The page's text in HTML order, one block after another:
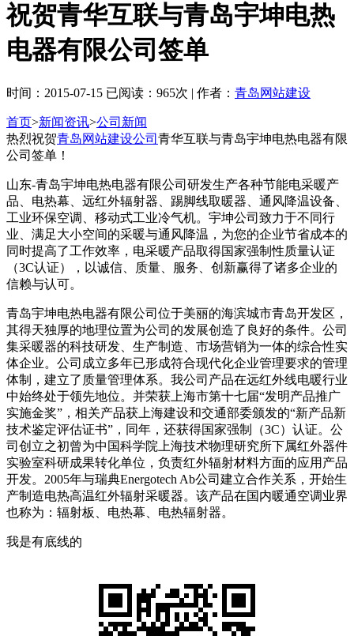
祝贺青华互联与青岛宇坤电热
电器有限公司签单
时间：2015-07-15 已阅读：965次 | 作者： 青岛网站建设
首页>新闻资讯>公司新闻
热烈祝贺青岛网站建设公司 青华互联与青岛宇坤电热电器有限
公司签单！
山东-青岛宇坤电热电器有限公司研发生产各种节能电采暖产
品、电热幕、远红外辐射器、踢脚线取暖器、通风降温设备、
工业环保空调、移动式工业冷气机。宇坤公司致力于不同行
业、满足大小空间的采暖与通风降温，为您的企业节省成本的
同时提高了工作效率，电采暖产品取得国家强制性质量认证
（3C认证），以诚信、质量、服务、创新赢得了诸多企业的
信赖与认可。
青岛宇坤电热电器有限公司位于美丽的海滨城市青岛开发区，
其得天独厚的地理位置为公司的发展创造了良好的条件。公司
集采暖器的科技研发、生产制造、市场营销为一体的综合性实
体企业。公司成立多年已形成符合现代化企业管理要求的管理
体制，建立了质量管理体系。我公司产品在远红外线电暖行业
中始终处于领先地位。并荣获上海市第十七届“发明产品推广
实施金奖”，相关产品获上海建设和交通部委颁发的“新产品新
技术鉴定评估证书”，同年，还获得国家强制（3C）认证。公
司创立之初曾为中国科学院上海技术物理研究所下属红外器件
实验室科研成果转化单位，负责红外辐射材料方面的应用产品
开发。2005年与瑞典Energotech Ab公司建立合作关系，开始生
产制造电热高温红外辐射采暖器。该产品在国内暖通空调业界
也称为：辐射板、电热幕、电热辐射器。
我是有底线的